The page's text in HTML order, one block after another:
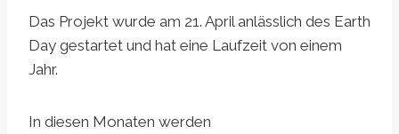
Das Projekt wurde am 21. April anlässlich des Earth
Day gestartet und hat eine Laufzeit von einem
Jahr.
In diesen Monaten werden